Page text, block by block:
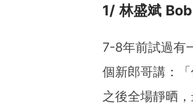
1/ 林盛斌
7-8年前試過有
個新郎哥講：
之後全場靜晒